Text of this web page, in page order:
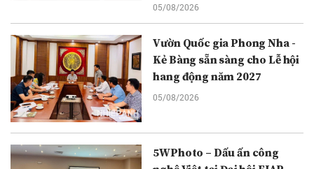
05/08/2026
Vườn Quốc gia Phong Nha -
Kẻ Bàng sẵn sàng cho Lễ hội
hang động năm 2027
05/08/2026
5WPhoto – Dấu ấn công